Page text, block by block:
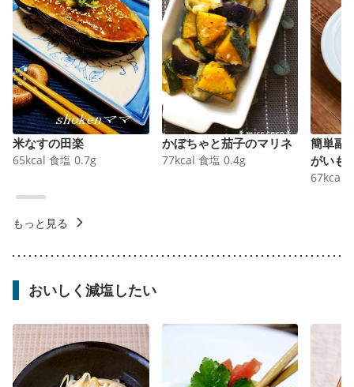
米なすの田楽
65kcal 食塩 0.7g
かぼちゃと茄子のマリネ
77kcal 食塩 0.4g
簡単副
がいも
67kcal
もっと見る
おいしく減塩したい